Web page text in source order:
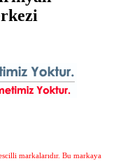
markalarıdır. Bu markaya